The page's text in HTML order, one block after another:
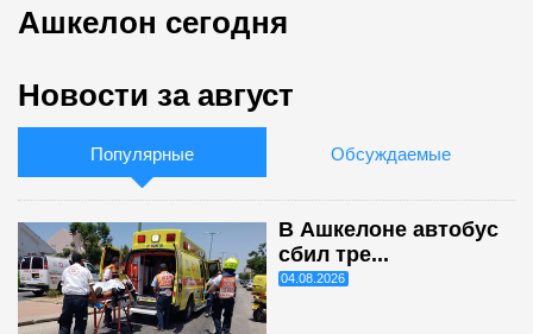
Ашкелон сегодня
Новости за август
Популярные Обсуждаемые
В Ашкелоне автобус
сбил тре...
04.08.2026